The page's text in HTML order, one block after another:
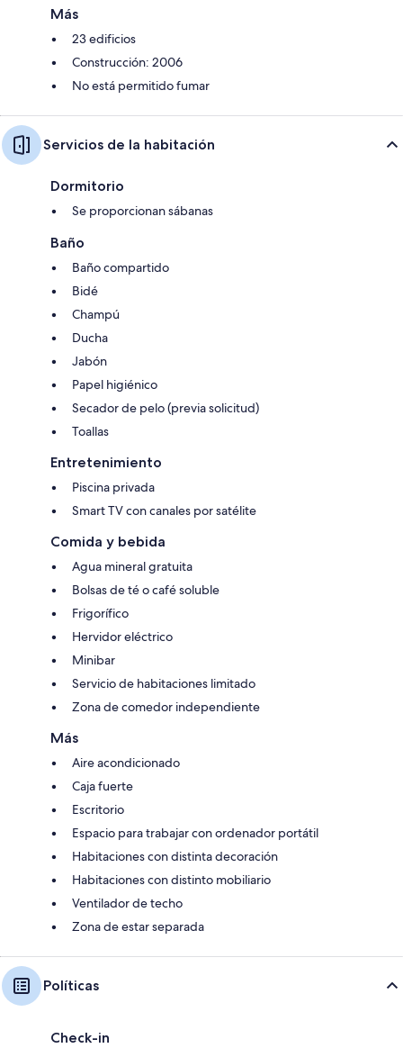
Más
23 edificios
Construcción: 2006
No está permitido fumar
Servicios de la habitación
Dormitorio
Se proporcionan sábanas
Baño
Baño compartido
Bidé
Champú
Ducha
Jabón
Papel higiénico
Secador de pelo (previa solicitud)
Toallas
Entretenimiento
Piscina privada
Smart TV con canales por satélite
Comida y bebida
Agua mineral gratuita
Bolsas de té o café soluble
Frigorífico
Hervidor eléctrico
Minibar
Servicio de habitaciones limitado
Zona de comedor independiente
Más
Aire acondicionado
Caja fuerte
Escritorio
Espacio para trabajar con ordenador portátil
Habitaciones con distinta decoración
Habitaciones con distinto mobiliario
Ventilador de techo
Zona de estar separada
Políticas
Check-in